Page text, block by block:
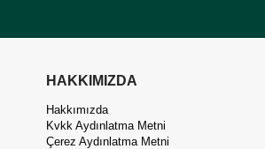
HAKKIMIZDA
Hakkımızda
Kvkk Aydınlatma Metni
Çerez Aydınlatma Metni